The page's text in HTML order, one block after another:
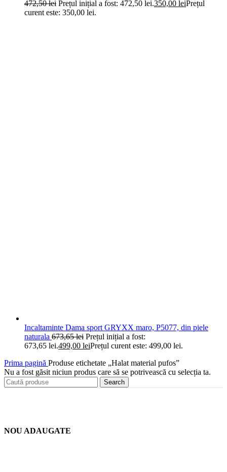
472,50lei Prețul inițial a fost: 472,50 lei.350,00 leiPrețul
curent este: 350,00 lei.
Incaltaminte Dama sport GRYXX maro, P5077, din piele
naturala 673,65lei Prețul inițial a fost:
673,65 lei.499,00 leiPrețul curent este: 499,00 lei.
Prima pagină Produse etichetate „Halat material pufos”
Nu a fost găsit niciun produs care să se potrivească cu selecția ta.
Search
NOU ADAUGATE